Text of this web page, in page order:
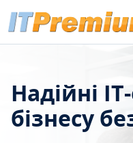
Надійні
бізнесу